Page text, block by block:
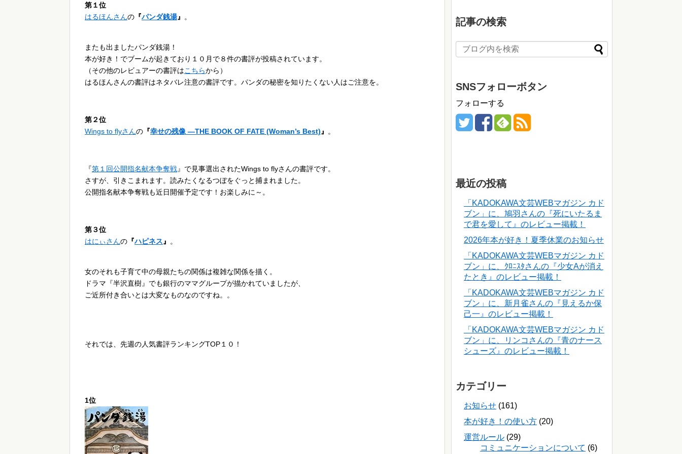
第１位
はるほんさんの 『パンダ銭湯』 。
またも出ましたパンダ銭湯！
本が好き！でブームが起きており１０月で８件の書評が投稿されています。
（その他のレビュアーの書評はこちらから）
はるほんさんの書評はネタバレ注意の書評です。パンダの秘密を知りたくない人はご注意を。
第２位
Wings to flyさんの 『幸せの残像 ―THE BOOK OF FATE (Woman’s Best)』 。
『第​１​回​公​開​指​名​献​本​争​奪​戦』で見事選出されたWings to flyさんの書評です。
さすが、引きこまれます。読みたくなるつぼをぐっと捕まれました。
公​開​指​名​献​本​争​奪​戦も近日開催予定です！お楽しみに～。
第３位
はにぃさんの 『ハピネス』 。
女のそれも子育て中の母親たちの関係は複雑な関係を描く。
ドラマ『半沢直樹』でも銀行のママグループが描かれていましたが、
ご近所付き合いとは大変なものなのですね。。
それでは、先週の人気書評ランキングTOP１０！
1位
記事の検索
SNSフォローボタン
フォローする
最近の投稿
「KADOKAWA文芸WEBマガジン カド
ブン」に、鳩羽さんの『死にいたるま
で君を愛して』のレビュー掲載！
2026年本が好き！夏季休業のお知らせ
「KADOKAWA文芸WEBマガジン カド
ブン」に、ｸﾛﾆｽﾀさんの『少女Aが消え
たとき』のレビュー掲載！
「KADOKAWA文芸WEBマガジン カド
ブン」に、新月雀さんの『見えるか保
己一』のレビュー掲載！
「KADOKAWA文芸WEBマガジン カド
ブン」に、リンコさんの『青のナース
シューズ』のレビュー掲載！
カテゴリー
お知らせ (161)
本が好き！の使い方 (20)
運営ルール (29)
コミュニケーションについて (6)